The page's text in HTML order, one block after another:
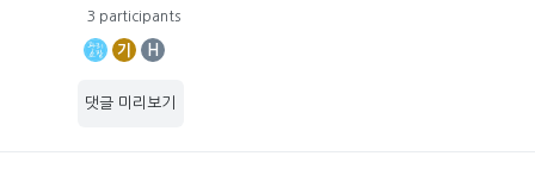
3 participants
기 H
댓글 미리보기